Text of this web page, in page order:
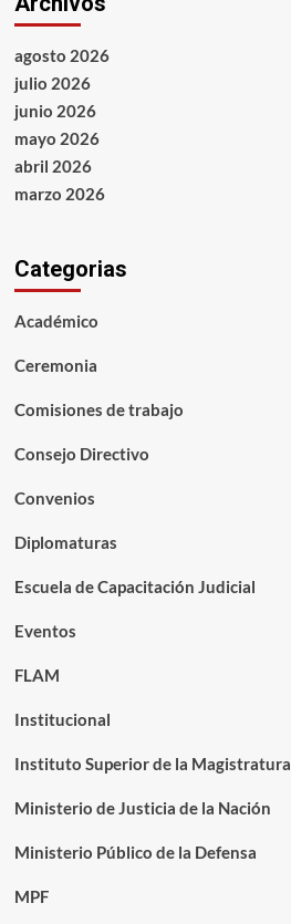
agosto 2026
julio 2026
junio 2026
mayo 2026
abril 2026
marzo 2026
Categorias
Académico
Ceremonia
Comisiones de trabajo
Consejo Directivo
Convenios
Diplomaturas
Escuela de Capacitación Judicial
Eventos
FLAM
Institucional
Instituto Superior de la Magistratura
Ministerio de Justicia de la Nación
Ministerio Público de la Defensa
MPF